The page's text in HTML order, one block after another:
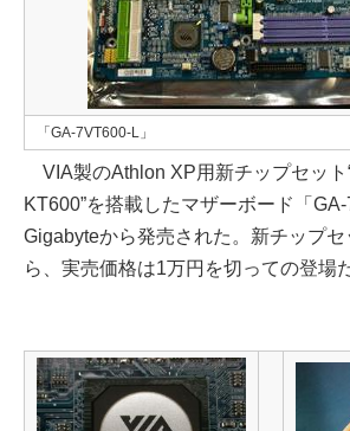
「GA-7VT600-L」
VIA製のAthlon XP用新チップセット
KT600”を搭載したマザーボード「
Gigabyteから発売された。新チップ
ら、実売価格は1万円を切っての登場だ